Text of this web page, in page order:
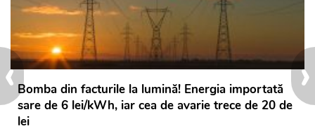
›
‹Bomba din facturile la lumină! Energia importată
sare de 6 lei/kWh, iar cea de avarie trece de 20 de
lei